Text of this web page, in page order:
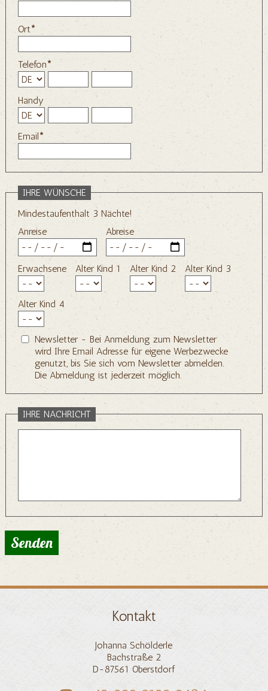
Ort*
Telefon*
Handy
Email*
IHRE WÜNSCHE
Mindestaufenthalt 3 Nächte!
Anreise
Abreise
Erwachsene Alter Kind 1 Alter Kind 2 Alter Kind 3
Alter Kind 4
Newsletter - Bei Anmeldung zum Newsletter
wird Ihre Email Adresse für eigene Werbezwecke
genutzt, bis Sie sich vom Newsletter abmelden.
Die Abmeldung ist jederzeit möglich.
IHRE NACHRICHT
Senden
Kontakt
Johanna Schölderle
Bachstraße 2
D-87561 Oberstdorf